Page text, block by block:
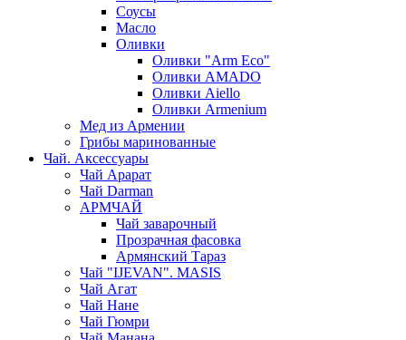
Соусы
Масло
Оливки
Оливки "Arm Eco"
Оливки AMADO
Оливки Aiello
Оливки Armenium
Мед из Армении
Грибы маринованные
Чай. Аксессуары
Чай Арарат
Чай Darman
АРМЧАЙ
Чай заварочный
Прозрачная фасовка
Армянский Тараз
Чай "IJEVAN". MASIS
Чай Агат
Чай Нане
Чай Гюмри